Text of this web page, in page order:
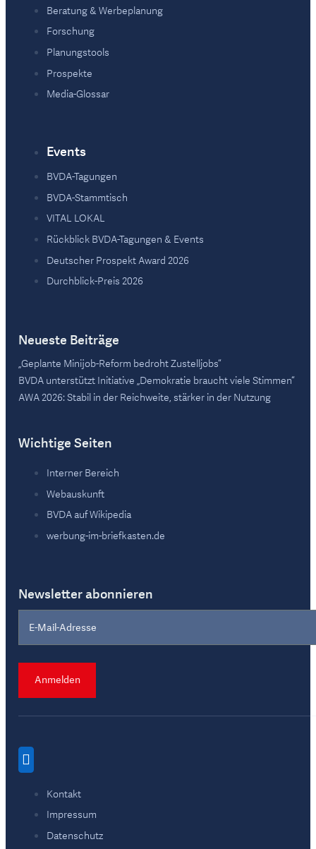
Beratung & Werbeplanung
Forschung
Planungstools
Prospekte
Media-Glossar
Events
BVDA-Tagungen
BVDA-Stammtisch
VITAL LOKAL
Rückblick BVDA-Tagungen & Events
Deutscher Prospekt Award 2026
Durchblick-Preis 2026
Neueste Beiträge
„Geplante Minijob-Reform bedroht Zustelljobs“
BVDA unterstützt Initiative „Demokratie braucht viele Stimmen“
AWA 2026: Stabil in der Reichweite, stärker in der Nutzung
Wichtige Seiten
Interner Bereich
Webauskunft
BVDA auf Wikipedia
werbung-im-briefkasten.de
Newsletter abonnieren
Anmelden
Kontakt
Impressum
Datenschutz